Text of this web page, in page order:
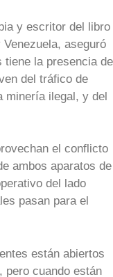
y escritor del libro
aseguró
tiene la presencia de
del tráfico de
minería ilegal, y del
el conflicto
ambos aparatos de
del lado
pasan para el
están abiertos
pero cuando están